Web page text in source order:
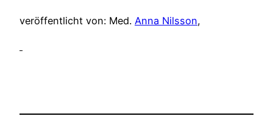
veröffentlicht von: Med. Anna Nilsson,